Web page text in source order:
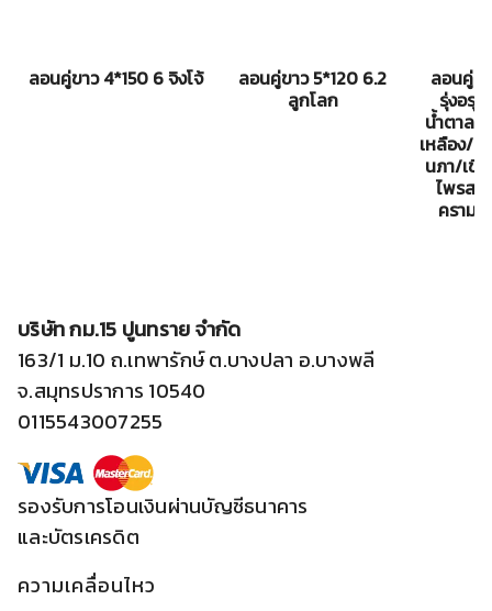
ลอนคู่ขาว 4*150 6 จิงโจ้
ลอนคู่ขาว 5*120 6.2
ลูกโลก
ลอนคู่สี
รุ่งอรุ
น้ำตาล
เหลือง/เ
นภา/เขี
ไพรส
คราม
บริษัท กม.15 ปูนทราย จำกัด
163/1 ม.10 ถ.เทพารักษ์ ต.บางปลา อ.บางพลี
จ.สมุทรปราการ 10540
0115543007255
รองรับการโอนเงินผ่านบัญชีธนาคาร
และบัตรเครดิต
ความเคลื่อนไหว